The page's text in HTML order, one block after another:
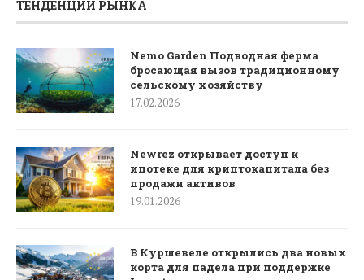
ТЕНДЕНЦИИ РЫНКА
Nemo Garden Подводная ферма
бросающая вызов традиционному
сельскому хозяйству
17.02.2026
Newrez открывает доступ к
ипотеке для криптокапитала без
продажи активов
19.01.2026
В Куршевеле открылись два новых
корта для падела при поддержке